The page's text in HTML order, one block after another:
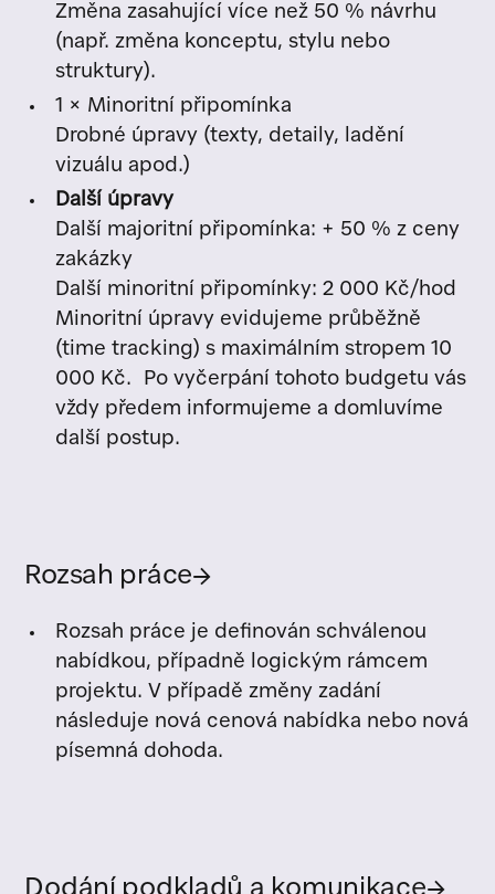
Změna zasahující více než 50 % návrhu
(např. změna konceptu, stylu nebo
struktury).
1 × Minoritní připomínka
Drobné úpravy (texty, detaily, ladění
vizuálu apod.)
Další úpravy
Další majoritní připomínka: + 50 % z ceny
zakázky
Další minoritní připomínky: 2 000 Kč/hod
Minoritní úpravy evidujeme průběžně
(time tracking) s maximálním stropem 10
000 Kč. Po vyčerpání tohoto budgetu vás
vždy předem informujeme a domluvíme
další postup.
Rozsah práce→
Rozsah práce je definován schválenou
nabídkou, případně logickým rámcem
projektu. V případě změny zadání
následuje nová cenová nabídka nebo nová
písemná dohoda.